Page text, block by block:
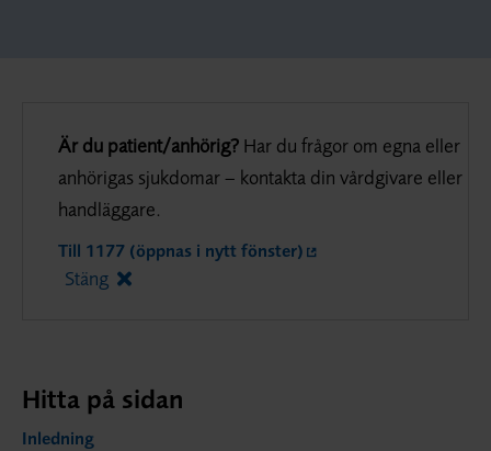
Är du patient/anhörig? Har du frågor om egna eller
anhörigas sjukdomar – kontakta din vårdgivare eller
handläggare.
Till 1177 (öppnas i nytt fönster)
Stäng
Hitta på sidan
Inledning